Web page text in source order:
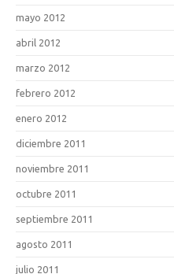
mayo 2012
abril 2012
marzo 2012
febrero 2012
enero 2012
diciembre 2011
noviembre 2011
octubre 2011
septiembre 2011
agosto 2011
julio 2011